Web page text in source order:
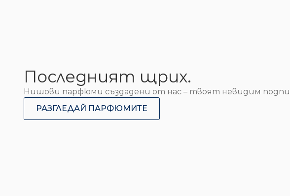
Последният щрих.
Нишови парфюми създадени от нас – твоят невидим
РАЗГЛЕДАЙ ПАРФЮМИТЕ